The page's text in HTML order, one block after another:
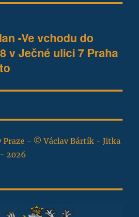
-Ve vchodu do
v Ječné ulici 7 Praha
Praze - © Václav Bártík - Jitka
2026